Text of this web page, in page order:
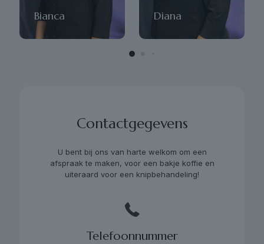
Bianca Diana
Contactgegevens
U bent bij ons van harte welkom om een
afspraak te maken, voor een bakje koffie en
uiteraard voor een knipbehandeling!
Telefoonnummer